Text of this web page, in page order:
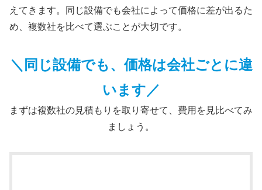
えてきます。同じ設備でも会社によって価格に差が出るた
め、複数社を比べて選ぶことが大切です。
＼同じ設備でも、価格は会社ごとに違
います／
まずは複数社の見積もりを取り寄せて、費用を見比べてみ
ましょう。